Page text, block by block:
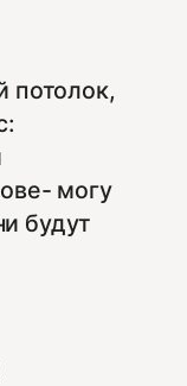
потолок,
могу
будут